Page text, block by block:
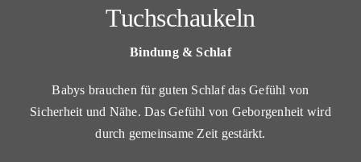
Tuchschaukeln
Bindung & Schlaf
Babys brauchen für guten Schlaf das Gefühl von
Sicherheit und Nähe. Das Gefühl von Geborgenheit wird
durch gemeinsame Zeit gestärkt.